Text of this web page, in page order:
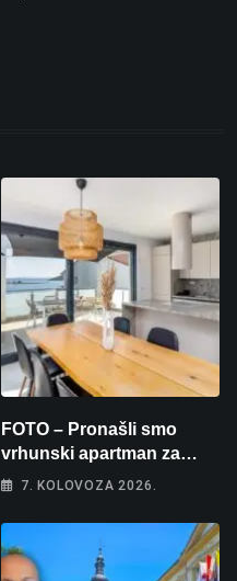
FOTO – Pronašli smo
vrhunski apartman za
odmor: Pogled na more, tri
osvaja
7. KOLOVOZA 2026.